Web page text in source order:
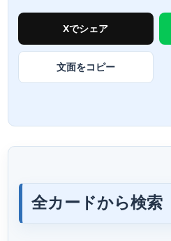
Xでシェア
文面をコピー
全カードから検索